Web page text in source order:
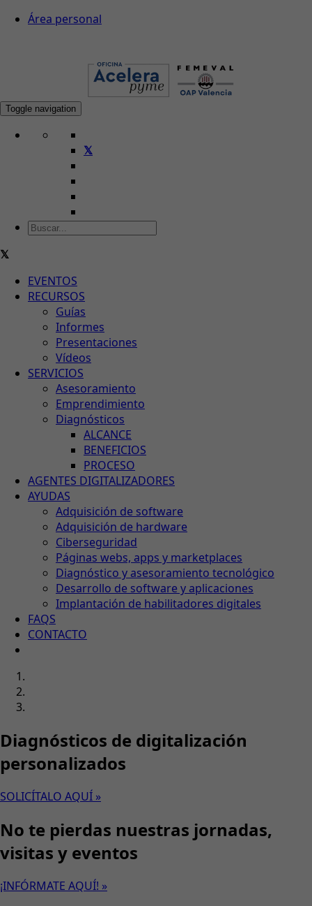
Área personal
Toggle navigation
EVENTOS
RECURSOS
Guías
Informes
Presentaciones
Vídeos
SERVICIOS
Asesoramiento
Emprendimiento
Diagnósticos
ALCANCE
BENEFICIOS
PROCESO
AGENTES DIGITALIZADORES
AYUDAS
Adquisición de software
Adquisición de hardware
Ciberseguridad
Páginas webs, apps y marketplaces
Diagnóstico y asesoramiento tecnológico
Desarrollo de software y aplicaciones
Implantación de habilitadores digitales
FAQS
CONTACTO
Diagnósticos de digitalización
personalizados
SOLICÍTALO AQUÍ »
No te pierdas nuestras jornadas,
visitas y eventos
¡INFÓRMATE AQUÍ! »